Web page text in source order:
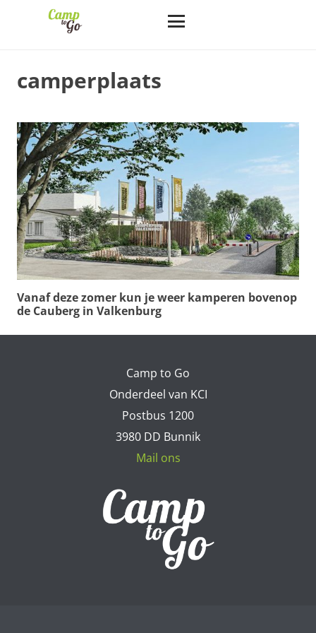
camperplaats
Vanaf deze zomer kun je weer kamperen bovenop
de Cauberg in Valkenburg
Camp to Go
Onderdeel van KCI
Postbus 1200
3980 DD Bunnik
Mail ons